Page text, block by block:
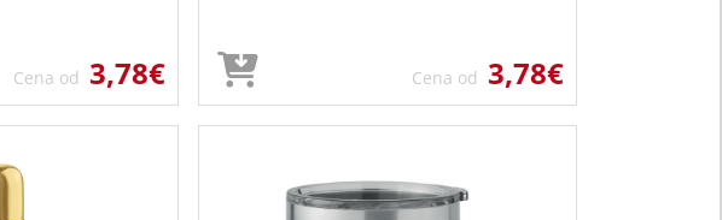
Cena od 3,78€ Cena od 3,78€